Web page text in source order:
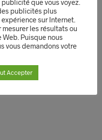
que vous voyez.
publicités plus
sur Internet.
les résultats ou
Puisque nous
vous demandons votre
Accepter